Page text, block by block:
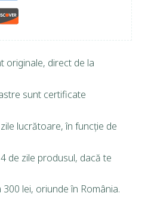
originale, direct de la
sunt certificate
lucrătoare, în funcție de
de zile produsul, dacă te
lei, oriunde în România.